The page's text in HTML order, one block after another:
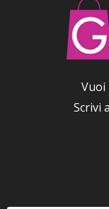
Scrivi a